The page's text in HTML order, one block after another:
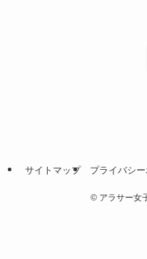
サイトマップ プライバシ
©アラサー女